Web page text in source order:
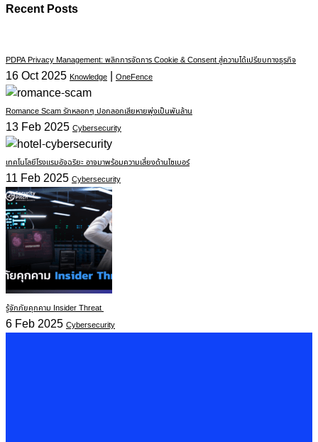
Recent Posts
PDPA Privacy Management: พลิกการจัดการ Cookie & Consent สู่ความได้เปรียบทางธุรกิจ
16 Oct 2025 Knowledge | OneFence
Romance Scam รักหลอกๆ ปอกลอกเสียหายพุ่งเป็นพันล้าน
13 Feb 2025 Cybersecurity
เทคโนโลยีโรงแรมอัจฉริยะ อาจมาพร้อมความเสี่ยงด้านไซเบอร์
11 Feb 2025 Cybersecurity
รู้จักภัยคุกคาม Insider Threat
6 Feb 2025 Cybersecurity